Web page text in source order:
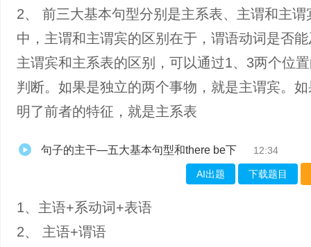
2、 前三大基本句型分别是主系表、主谓和主谓
中，主谓和主谓宾的区别在于，谓语动词是否
主谓宾和主系表的区别，可以通过1、3两个位
判断。如果是独立的两个事物，就是主谓宾。
明了前者的特征，就是主系表
句子的主干—五大基本句型和there be下 12:34
AI出题 下载题目
1、主语+系动词+表语
2、 主语+谓语